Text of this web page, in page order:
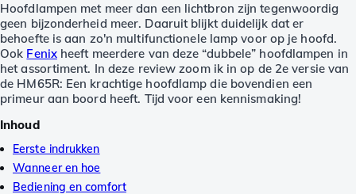
Hoofdlampen met meer dan een lichtbron zijn tegenwoordig
geen bijzonderheid meer. Daaruit blijkt duidelijk dat er
behoefte is aan zo'n multifunctionele lamp voor op je hoofd.
Ook Fenixheeft meerdere van deze “dubbele” hoofdlampen in
het assortiment. In deze review zoom ik in op de 2e versie van
de HM65R: Een krachtige hoofdlamp die bovendien een
primeur aan boord heeft. Tijd voor een kennismaking!
Inhoud
Eerste indrukken
Wanneer en hoe
Bediening en comfort